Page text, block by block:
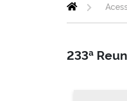
233ª